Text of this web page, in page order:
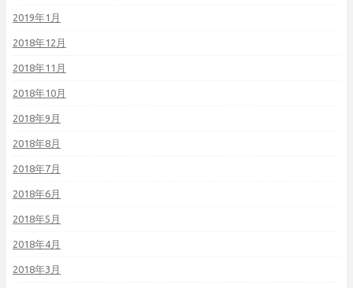
2019年1月
2018年12月
2018年11月
2018年10月
2018年9月
2018年8月
2018年7月
2018年6月
2018年5月
2018年4月
2018年3月